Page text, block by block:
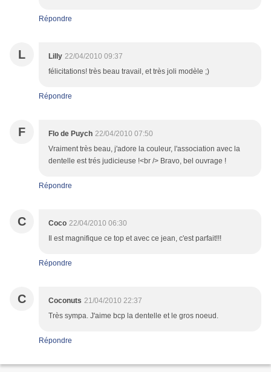
Répondre
L Lilly 22/04/2010 09:37
félicitations! très beau travail, et très joli modèle ;)
Répondre
F Flo de Puych 22/04/2010 07:50
Vraiment très beau, j'adore la couleur, l'association avec la
dentelle est trés judicieuse !<br /> Bravo, bel ouvrage !
Répondre
C Coco 22/04/2010 06:30
Il est magnifique ce top et avec ce jean, c'est parfait!!!
Répondre
C Coconuts 21/04/2010 22:37
Très sympa. J'aime bcp la dentelle et le gros noeud.
Répondre